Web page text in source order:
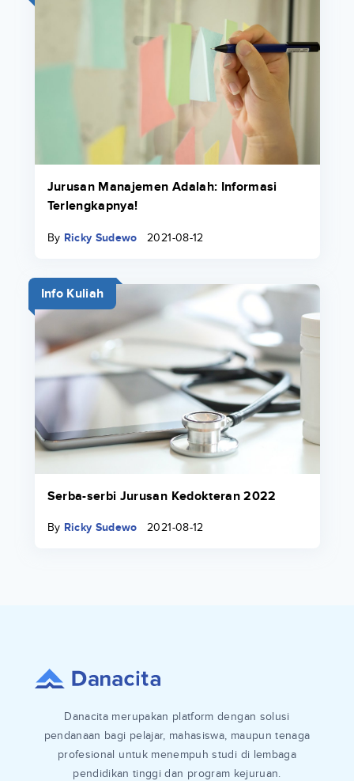
Jurusan Manajemen Adalah: Informasi
Terlengkapnya!
By Ricky Sudewo 2021-08-12
Info Kuliah
Serba-serbi Jurusan Kedokteran 2022
By Ricky Sudewo 2021-08-12
Danacita merupakan platform dengan solusi
pendanaan bagi pelajar, mahasiswa, maupun tenaga
profesional untuk menempuh studi di lembaga
pendidikan tinggi dan program kejuruan.